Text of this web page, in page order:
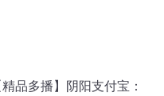
精品多播】阴阳支付宝：